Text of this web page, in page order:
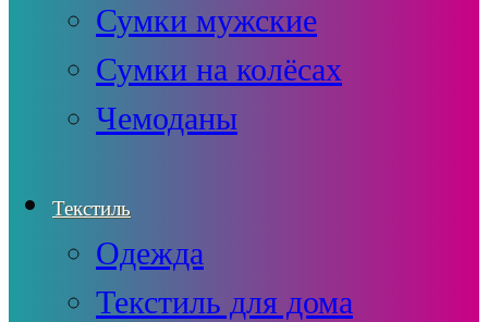
Сумки мужские
Сумки на колёсах
Чемоданы
Текстиль
Одежда
Текстиль для дома